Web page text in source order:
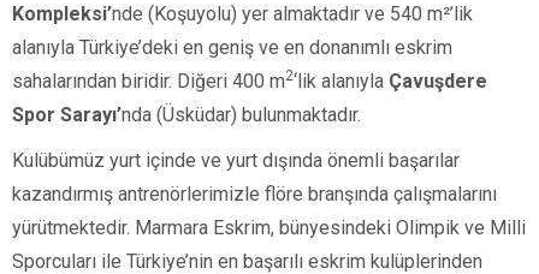
Kompleksi’nde (Koşuyolu) yer almaktadır ve 540 m²’lik
alanıyla Türkiye’deki en geniş ve en donanımlı eskrim
sahalarından biridir. Diğeri 400 m2‘lik alanıyla Çavuşdere
Spor Sarayı’nda (Üsküdar) bulunmaktadır.
Kulübümüz yurt içinde ve yurt dışında önemli başarılar
kazandırmış antrenörlerimizle flöre branşında çalışmalarını
yürütmektedir. Marmara Eskrim, bünyesindeki Olimpik ve Milli
Sporcuları ile Türkiye’nin en başarılı eskrim kulüplerinden